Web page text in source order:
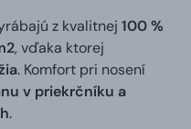
z kvalitnej 100 %
, vďaka ktorej
. Komfort pri nosení
v priekrčníku a
.